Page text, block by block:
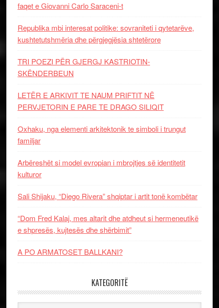
faqet e Giovanni Carlo Saraceni-t
Republika mbi interesat politike: sovraniteti i qytetarëve,
kushtetutshmëria dhe përgjegjësia shtetërore
TRI POEZI PËR GJERGJ KASTRIOTIN-
SKËNDERBEUN
LETËR E ARKIVIT TE NAUM PRIFTIT NË
PERVJETORIN E PARE TE DRAGO SILIQIT
Oxhaku, nga elementi arkitektonik te simboli i trungut
familjar
Arbëreshët si model evropian i mbrojtjes së identitetit
kulturor
Sali Shijaku, “Diego Rivera” shqiptar i artit tonë kombëtar
“Dom Fred Kalaj, mes altarit dhe atdheut si hermeneutikë
e shpresës, kujtesës dhe shërbimit”
A PO ARMATOSET BALLKANI?
KATEGORITË